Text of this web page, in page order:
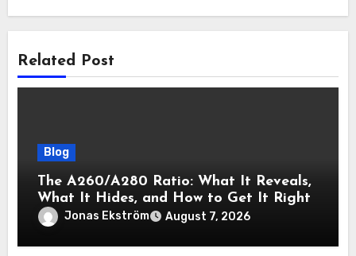
Related Post
Blog
The A260/A280 Ratio: What It Reveals,
What It Hides, and How to Get It Right
Jonas Ekström August 7, 2026